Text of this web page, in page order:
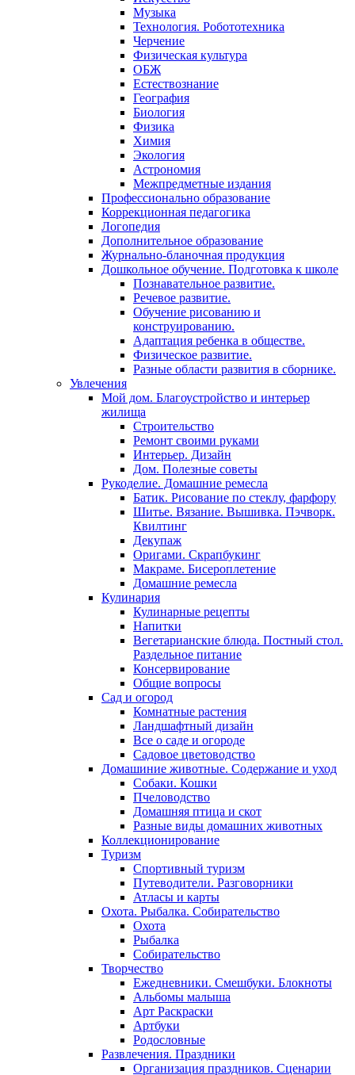
Музыка
Технология. Робототехника
Черчение
Физическая культура
ОБЖ
Естествознание
География
Биология
Физика
Химия
Экология
Астрономия
Межпредметные издания
Профессионально образование
Коррекционная педагогика
Логопедия
Дополнительное образование
Журнально-бланочная продукция
Дошкольное обучение. Подготовка к школе
Познавательное развитие.
Речевое развитие.
Обучение рисованию и
конструированию.
Адаптация ребенка в обществе.
Физическое развитие.
Разные области развития в сборнике.
Увлечения
Мой дом. Благоустройство и интерьер
жилища
Строительство
Ремонт своими руками
Интерьер. Дизайн
Дом. Полезные советы
Рукоделие. Домашние ремесла
Батик. Рисование по стеклу, фарфору
Шитье. Вязание. Вышивка. Пэчворк.
Квилтинг
Декупаж
Оригами. Скрапбукинг
Макраме. Бисероплетение
Домашние ремесла
Кулинария
Кулинарные рецепты
Напитки
Вегетарианские блюда. Постный стол.
Раздельное питание
Консервирование
Общие вопросы
Сад и огород
Комнатные растения
Ландшафтный дизайн
Все о саде и огороде
Садовое цветоводство
Домашиние животные. Содержание и уход
Собаки. Кошки
Пчеловодство
Домашняя птица и скот
Разные виды домашних животных
Коллекционирование
Туризм
Спортивный туризм
Путеводители. Разговорники
Атласы и карты
Охота. Рыбалка. Собирательство
Охота
Рыбалка
Собирательство
Творчество
Ежедневники. Смешбуки. Блокноты
Альбомы малыша
Арт Раскраски
Артбуки
Родословные
Развлечения. Праздники
Организация праздников. Сценарии